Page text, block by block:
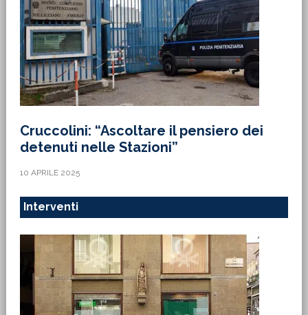
Cruccolini: “Ascoltare il pensiero dei
detenuti nelle Stazioni”
10 APRILE 2025
Interventi